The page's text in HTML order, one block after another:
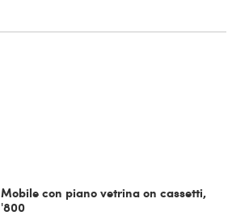
Mobile con piano vetrina on cassetti,
'800